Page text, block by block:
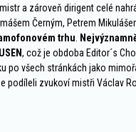
a zároveň dirigent celé
Černým, Petrem
trhu
, což je obdoba Editor´s
po všech stránkách jako
podíleli zvukoví mistři Václav